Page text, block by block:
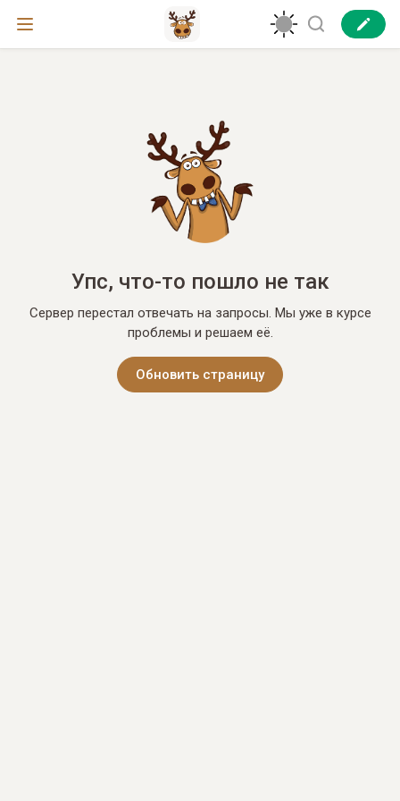
Упс, что-то пошло не так
Сервер перестал отвечать на запросы. Мы уже в курсе
проблемы и решаем её.
Обновить страницу